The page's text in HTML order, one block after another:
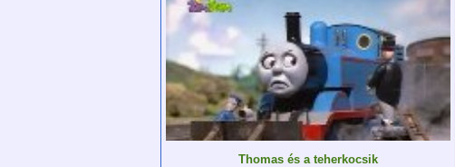
Thomas és a teherkocsik